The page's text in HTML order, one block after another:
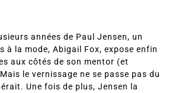
années de Paul Jensen, un
à la mode, Abigail Fox, expose enfin
aux côtés de son mentor (et
le vernissage ne se passe pas du
Une fois de plus, Jensen la